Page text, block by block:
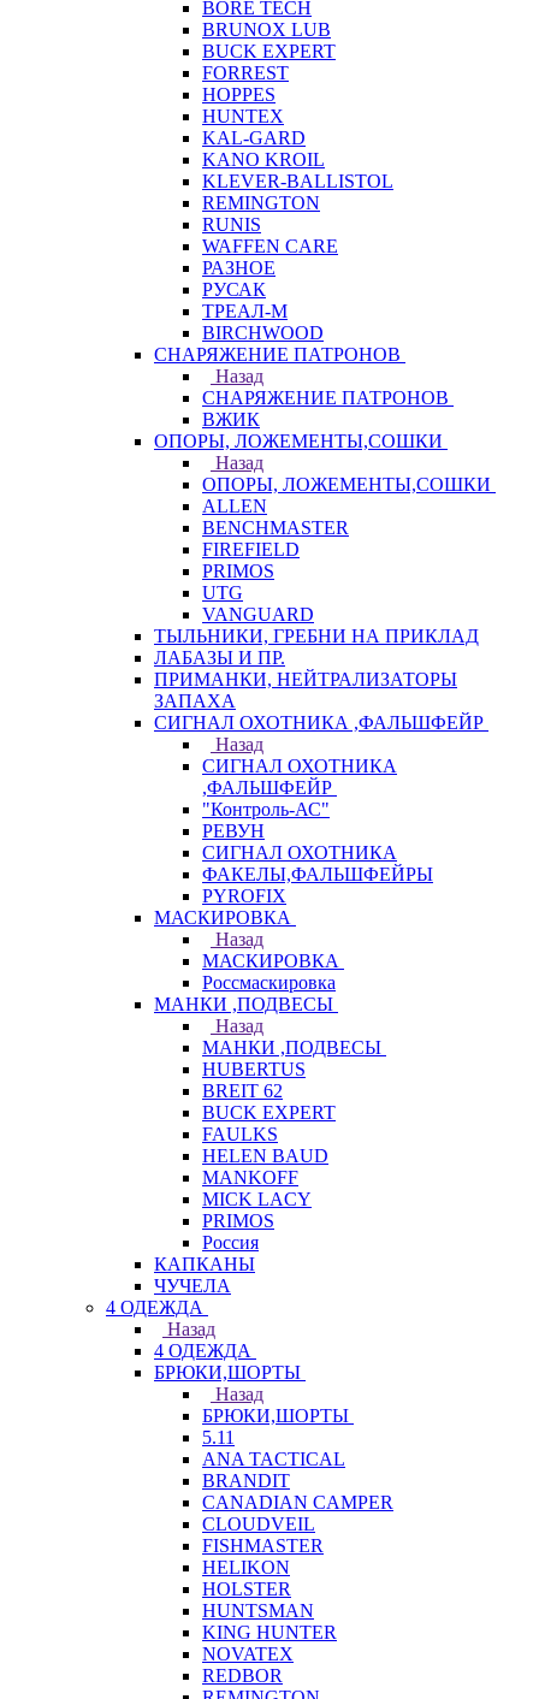
BORE TECH
BRUNOX LUB
BUCK EXPERT
FORREST
HOPPES
HUNTEX
KAL-GARD
KANO KROIL
KLEVER-BALLISTOL
REMINGTON
RUNIS
WAFFEN CARE
РАЗНОЕ
РУСАК
ТРЕАЛ-М
BIRCHWOOD
СНАРЯЖЕНИЕ ПАТРОНОВ
Назад
СНАРЯЖЕНИЕ ПАТРОНОВ
ВЖИК
ОПОРЫ, ЛОЖЕМЕНТЫ,СОШКИ
Назад
ОПОРЫ, ЛОЖЕМЕНТЫ,СОШКИ
ALLEN
BENCHMASTER
FIREFIELD
PRIMOS
UTG
VANGUARD
ТЫЛЬНИКИ, ГРЕБНИ НА ПРИКЛАД
ЛАБАЗЫ И ПР.
ПРИМАНКИ, НЕЙТРАЛИЗАТОРЫ
ЗАПАХА
СИГНАЛ ОХОТНИКА ,ФАЛЬШФЕЙР
Назад
СИГНАЛ ОХОТНИКА
,ФАЛЬШФЕЙР
"Контроль-АС"
РЕВУН
СИГНАЛ ОХОТНИКА
ФАКЕЛЫ,ФАЛЬШФЕЙРЫ
PYROFIX
МАСКИРОВКА
Назад
МАСКИРОВКА
Россмаскировка
МАНКИ ,ПОДВЕСЫ
Назад
МАНКИ ,ПОДВЕСЫ
HUBERTUS
BREIT 62
BUCK EXPERT
FAULKS
HELEN BAUD
MANKOFF
MICK LACY
PRIMOS
Россия
КАПКАНЫ
ЧУЧЕЛА
4 ОДЕЖДА
Назад
4 ОДЕЖДА
БРЮКИ,ШОРТЫ
Назад
БРЮКИ,ШОРТЫ
5.11
ANA TACTICAL
BRANDIT
CANADIAN CAMPER
CLOUDVEIL
FISHMASTER
HELIKON
HOLSTER
HUNTSMAN
KING HUNTER
NOVATEX
REDBOR